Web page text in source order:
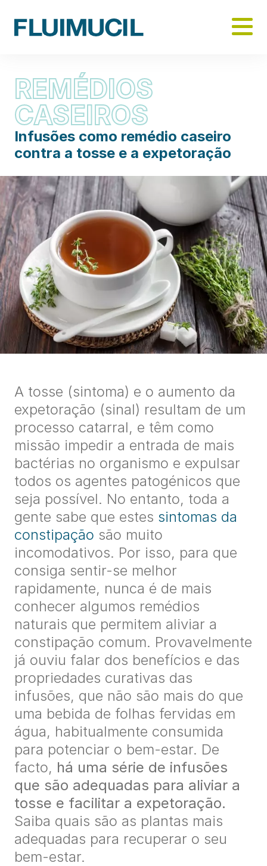
REMÉDIOS
CASEIROS
Infusões como remédio caseiro
contra a tosse e a expetoração
A tosse (sintoma) e o aumento da
expetoração (sinal) resultam de um
processo catarral, e têm como
missão impedir a entrada de mais
bactérias no organismo e expulsar
todos os agentes patogénicos que
seja possível. No entanto, toda a
gente sabe que estes sintomas da
constipação são muito
incomodativos. Por isso, para que
consiga sentir-se melhor
rapidamente, nunca é de mais
conhecer algumos remédios
naturais que permitem aliviar a
constipação comum. Provavelmente
já ouviu falar dos benefícios e das
propriedades curativas das
infusões, que não são mais do que
uma bebida de folhas fervidas em
água, habitualmente consumida
para potenciar o bem-estar. De
facto, há uma série de infusões
que são adequadas para aliviar a
tosse e facilitar a expetoração.
Saiba quais são as plantas mais
adequadas para recuperar o seu
bem-estar.